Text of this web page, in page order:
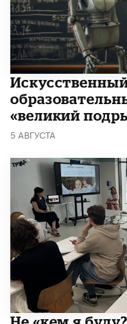
«великий
5 АВГУСТА